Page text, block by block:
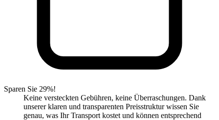
Sparen Sie 29%!
Keine versteckten Gebühren, keine Überraschungen. Dank
unserer klaren und transparenten Preisstruktur wissen Sie
genau, was Ihr Transport kostet und können entsprechend